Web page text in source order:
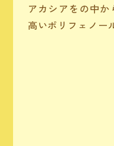
アカシアをの中
高いポリフェノー